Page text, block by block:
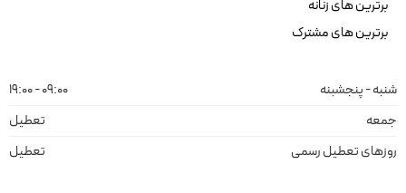
برترین های زنانه
برترین های مشترک
شنبه - پنجشبنه
09:00 - 19:00
جمعه
تعطیل
روزهای تعطیل رسمی
تعطیل